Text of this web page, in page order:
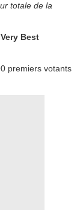
totale de la
Best
premiers votants